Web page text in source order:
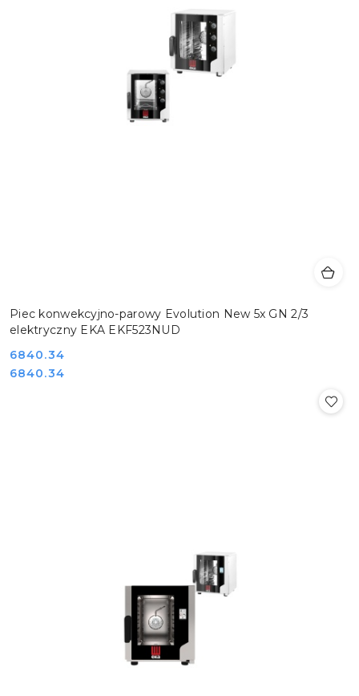
Piec konwekcyjno-parowy Evolution New 5x GN 2/3
elektryczny EKA EKF523NUD
Cena:
6840.34
Cena:
6840.34